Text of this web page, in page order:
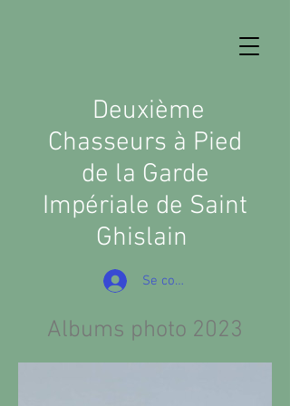
Deuxième
Chasseurs à Pied
de la Garde
Impériale de Saint
Ghislain
Se connecter
Albums photo 2023